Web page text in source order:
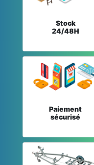
Stock
24/48H
Paiement
sécurisé